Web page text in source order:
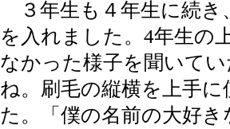
３年生も４年生に続き
を入れました。4年生の
なかった様子を聞いて
ね。刷毛の縦横を上手
た。「僕の名前の大好